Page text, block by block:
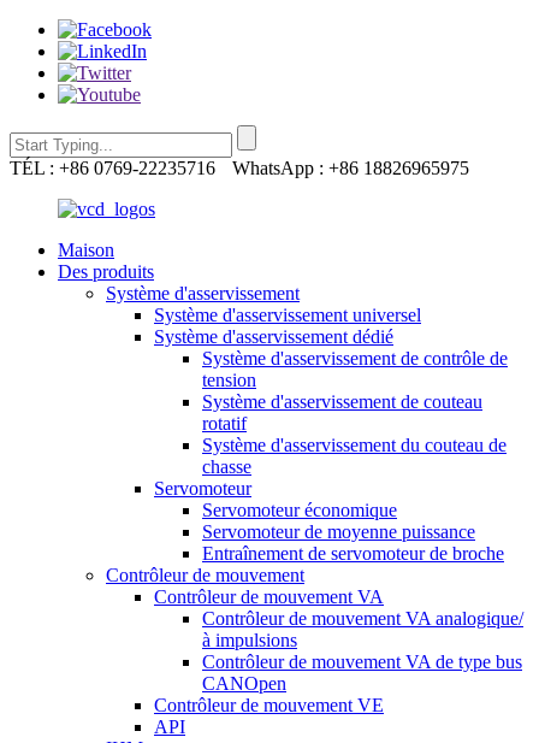
TÉL : +86 0769-22235716 WhatsApp : +86 18826965975
Maison
Des produits
Système d'asservissement
Système d'asservissement universel
Système d'asservissement dédié
Système d'asservissement de contrôle de
tension
Système d'asservissement de couteau
rotatif
Système d'asservissement du couteau de
chasse
Servomoteur
Servomoteur économique
Servomoteur de moyenne puissance
Entraînement de servomoteur de broche
Contrôleur de mouvement
Contrôleur de mouvement VA
Contrôleur de mouvement VA analogique/
à impulsions
Contrôleur de mouvement VA de type bus
CANOpen
Contrôleur de mouvement VE
API